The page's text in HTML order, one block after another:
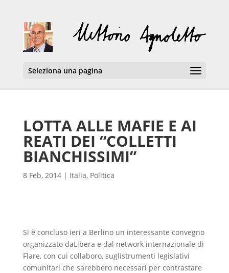
Seleziona una pagina
LOTTA ALLE MAFIE E AI
REATI DEI “COLLETTI
BIANCHISSIMI”
8 Feb, 2014| Italia, Politica
Si è concluso ieri a Berlino un interessante convegno
organizzato daLibera e dal network internazionale di
Flare, con cui collaboro, suglistrumenti legislativi
comunitari che sarebbero necessari per contrastare